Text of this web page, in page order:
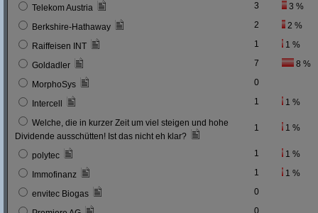
Telekom Austria 3 3 %
Berkshire-Hathaway 2 2 %
Raiffeisen INT 1 1 %
Goldadler 7 8 %
MorphoSys 0
Intercell 1 1 %
Welche, die in kurzer Zeit um viel steigen und hohe
Dividende ausschütten! Ist das nicht eh klar?
1 1 %
polytec 1 1 %
Immofinanz 1 1 %
envitec Biogas 0
0